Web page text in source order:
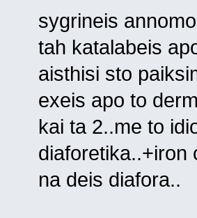
sygrineis
tah katalabeis
aisthisi sto
exeis apo to
kai ta 2..me to
diaforetika..+iron
na deis diafora..